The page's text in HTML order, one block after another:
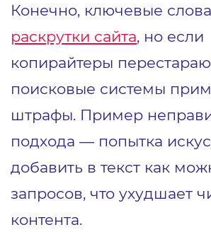
Конечно, ключевые
раскрутки сайта, но если
копирайтеры
поисковые системы
штрафы. Пример
подхода — попытка
добавить в текст как
запросов, что ухудшает
контента.